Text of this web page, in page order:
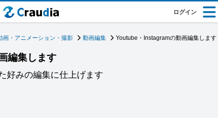
ログイン
画・アニメーション・撮影 動画編集 Youtube・Instagramの動画編集します
編集します
好みの編集に仕上げます